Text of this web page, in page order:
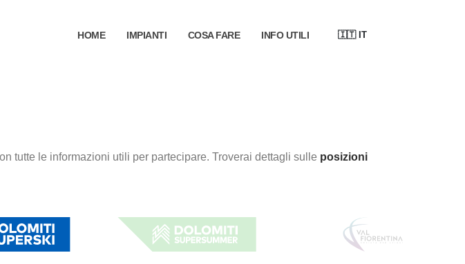
HOME IMPIANTI COSA FARE INFO UTILI 🇮🇹 IT
tutte le informazioni utili per partecipare. Troverai dettagli sulle posizioni